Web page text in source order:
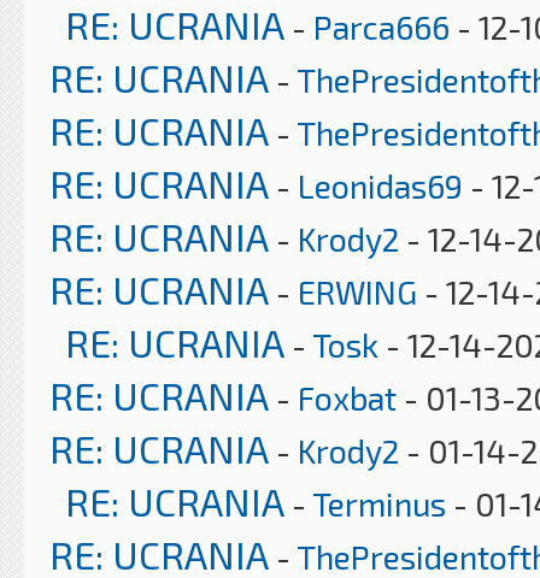
RE: UCRANIA - Parca666 - 12-
RE: UCRANIA -
RE: UCRANIA -
RE: UCRANIA - Leonidas69 -
RE: UCRANIA - Krody2 - 12-14-
RE: UCRANIA - ERWING - 12-
RE: UCRANIA - Tosk - 12-14-
RE: UCRANIA - Foxbat - 01-13-
RE: UCRANIA - Krody2 - 01-14-
RE: UCRANIA - Terminus - 01-
RE: UCRANIA -